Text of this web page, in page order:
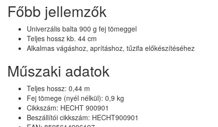
Főbb jellemzők
Univerzális balta 900 g fej tömeggel
Teljes hossz kb. 44 cm
Alkalmas vágáshoz, aprításhoz, tűzifa előkészítéséhez
Műszaki adatok
Teljes hossz: 0,44 m
Fej tömege (nyél nélkül): 0,9 kg
Cikkszám: HECHT 900901
Beszállítói cikkszám: HECHT900901